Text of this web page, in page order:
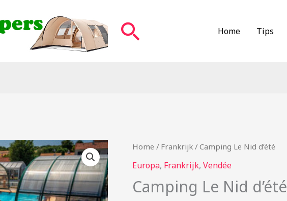
Zoeken Home Tips
Home / Frankrijk / Camping Le Nid d’été
Europa, Frankrijk, Vendée
Camping Le Nid d’été